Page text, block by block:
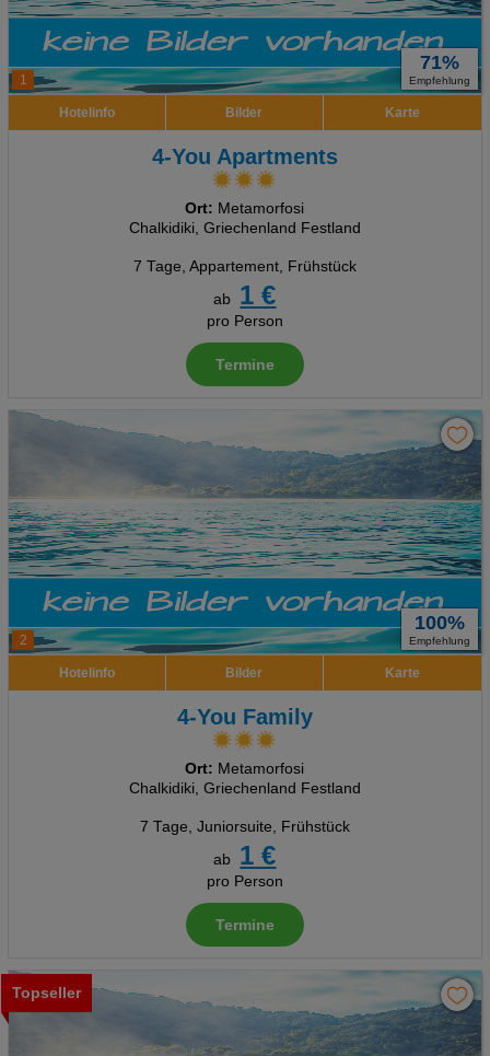
1
71%
Empfehlung
Hotelinfo Bilder Karte
4-You Apartments
Ort: Metamorfosi
Chalkidiki, Griechenland Festland
7 Tage, Appartement, Frühstück
ab
1 €
pro Person
Termine
2
100%
Empfehlung
Hotelinfo Bilder Karte
4-You Family
Ort: Metamorfosi
Chalkidiki, Griechenland Festland
7 Tage, Juniorsuite, Frühstück
ab
1 €
pro Person
Termine
Topseller